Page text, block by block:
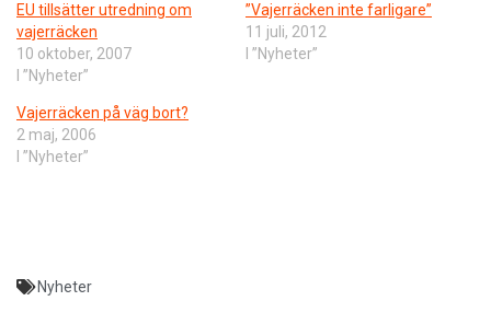
EU tillsätter utredning om
vajerräcken
10 oktober, 2007
I ”Nyheter”
”Vajerräcken inte farligare”
11 juli, 2012
I ”Nyheter”
Vajerräcken på väg bort?
2 maj, 2006
I ”Nyheter”
Nyheter